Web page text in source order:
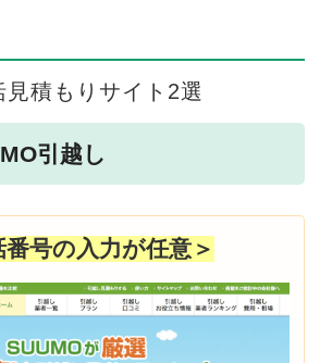
積もりサイト2選
引越し
番号の入力が任意＞